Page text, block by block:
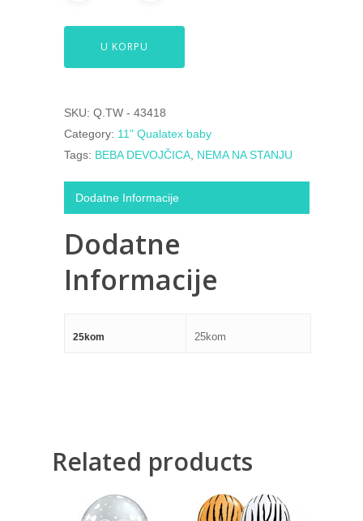
U KORPU
SKU: Q.TW - 43418
Category: 11" Qualatex baby
Tags: BEBA DEVOJČICA NEMA NA STANJU
Dodatne Informacije
Dodatne
Informacije
25kom 25kom
Related products